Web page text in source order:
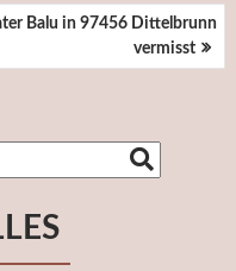
Balu in 97456 Dittelbrunn
vermisst